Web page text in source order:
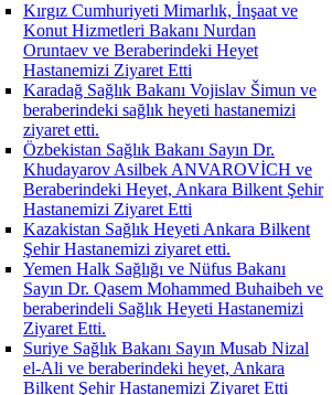
Kırgız Cumhuriyeti Mimarlık, İnşaat ve
Konut Hizmetleri Bakanı Nurdan
Oruntaev ve Beraberindeki Heyet
Hastanemizi Ziyaret Etti
Karadağ Sağlık Bakanı Vojislav Šimun ve
beraberindeki sağlık heyeti hastanemizi
ziyaret etti.
Özbekistan Sağlık Bakanı Sayın Dr.
Khudayarov Asilbek ANVAROVİCH ve
Beraberindeki Heyet, Ankara Bilkent Şehir
Hastanemizi Ziyaret Etti
Kazakistan Sağlık Heyeti Ankara Bilkent
Şehir Hastanemizi ziyaret etti.
Yemen Halk Sağlığı ve Nüfus Bakanı
Sayın Dr. Qasem Mohammed Buhaibeh ve
beraberindeli Sağlık Heyeti Hastanemizi
Ziyaret Etti.
Suriye Sağlık Bakanı Sayın Musab Nizal
el-Ali ve beraberindeki heyet, Ankara
Bilkent Şehir Hastanemizi Ziyaret Etti